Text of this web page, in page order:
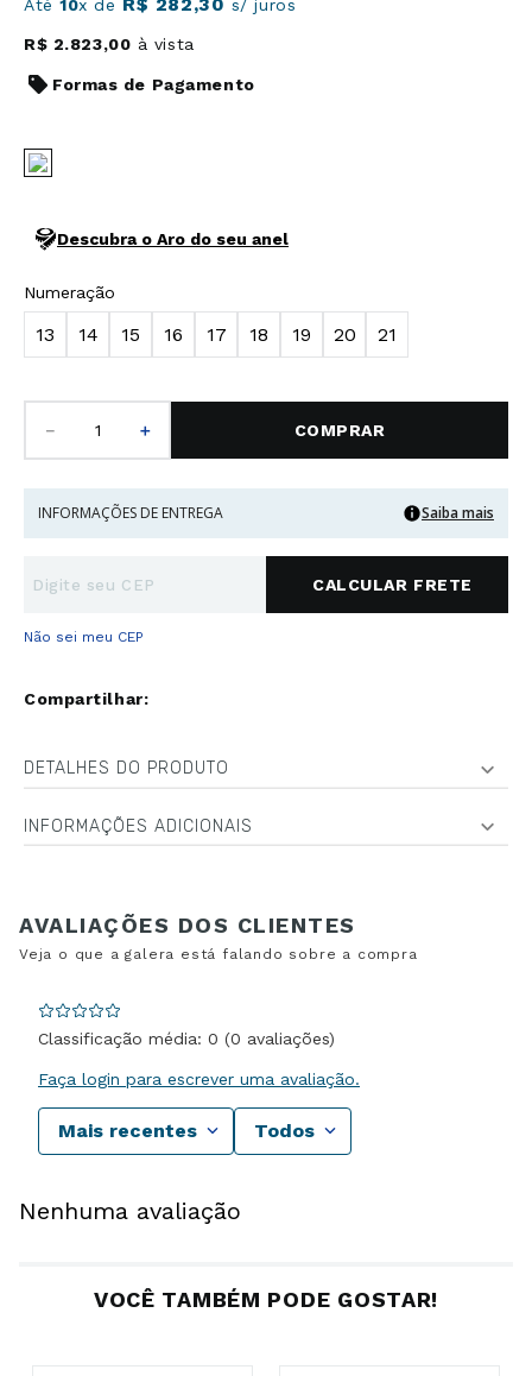
Até10x de s/ juros
R$ 2.823,00 à vista
Formas de Pagamento
Descubra o Aro do seu anel
Numeração
13 14 15 16 17 18 19 20 21
＋
－ COMPRAR
INFORMAÇÕES DE ENTREGA Saiba mais
Não sei meu CEP
DETALHES DO PRODUTO
INFORMAÇÕES ADICIONAIS
Classificação média: 0 (0 avaliações)
Faça login para escrever uma avaliação.
Mais recentes Todos
Nenhuma avaliação
VOCÊ TAMBÉM PODE GOSTAR!